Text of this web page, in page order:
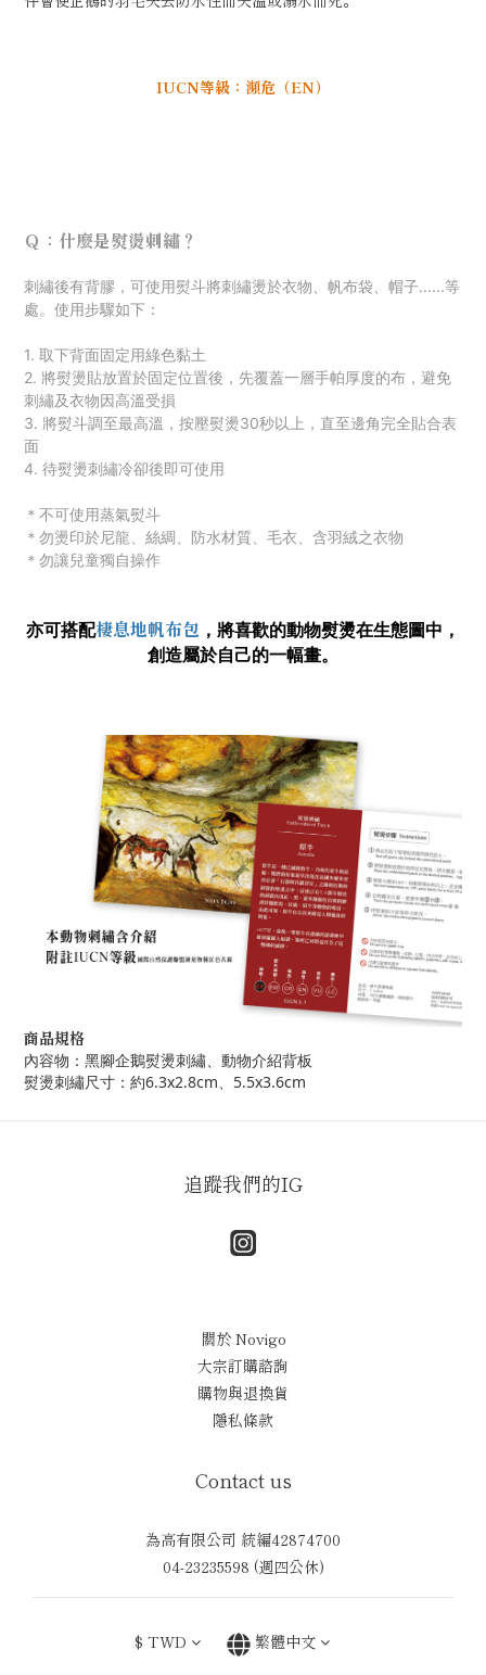
IUCN等級：瀕危（EN）
Ｑ：什麼是熨燙刺繡？
刺繡後有背膠，可使用熨斗將刺繡燙於衣物、帆布袋、帽子......等
處。使用步驟如下：
1. 取下背面固定用綠色黏土
2. 將熨燙貼放置於固定位置後，先覆蓋一層手帕厚度的布，避免
刺繡及衣物因高溫受損
3. 將熨斗調至最高溫，按壓熨燙30秒以上，直至邊角完全貼合表
面
4. 待熨燙刺繡冷卻後即可使用
＊不可使用蒸氣熨斗
＊勿燙印於尼龍、絲綢、防水材質 、毛衣
含羽絨之衣物
＊勿讓兒童獨自操作
亦可搭配棲息地帆布包 ， 將喜歡的動物熨燙在生態圖中，
創造屬於自己的一幅畫。
商品規格
內容物：黑腳企鵝熨燙刺繡、動物介紹背板
熨燙刺繡尺寸：約6.3x2.8cm、5.5x3.6cm
追蹤我們的IG
關於 Novigo
大宗訂購諮詢
購物與退換貨
隱私條款
Contact us
為高有限公司 統編42874700
04-23235598 (週四公休)
$ TWD 繁體中文